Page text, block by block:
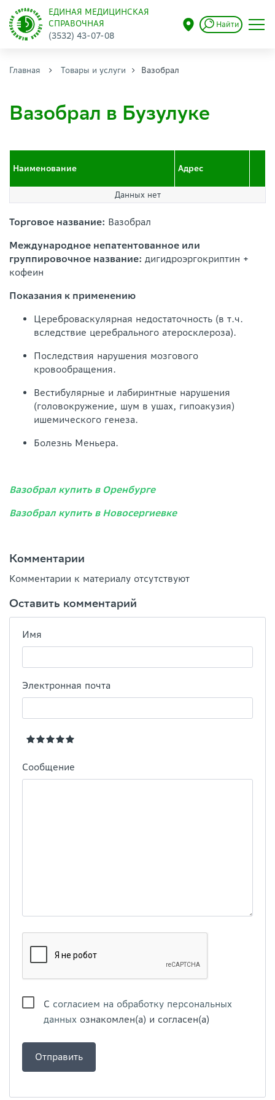
ЕДИНАЯ МЕДИЦИНСКАЯ
СПРАВОЧНАЯ
(3532) 43-07-08
Найти
Главная Товары и услуги Вазобрал
Вазобрал в Бузулуке
Наименование Адрес
Данных нет
Торговое название: Вазобрал
Международное непатентованное или
группировочное название: дигидроэргокриптин +
кофеин
Показания к применению
Цереброваскулярная недостаточность (в т.ч.
вследствие церебрального атеросклероза).
Последствия нарушения мозгового
кровообращения.
Вестибулярные и лабиринтные нарушения
(головокружение, шум в ушах, гипоакузия)
ишемического генеза.
Болезнь Меньера.
Вазобрал купить в Оренбурге
Вазобрал купить в Новосергиевке
Комментарии
Комментарии к материалу отсутствуют
Оставить комментарий
Имя
Электронная почта
Сообщение
С согласием на обработку персональных
данных ознакомлен(а) и согласен(а)